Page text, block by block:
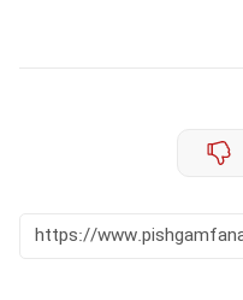
https://